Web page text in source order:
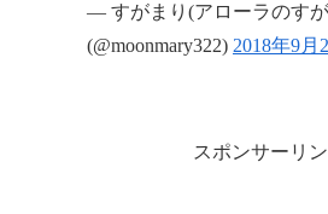
— すがまり(アローラのす
(@moonmary322) 2018年9月
スポンサーリ